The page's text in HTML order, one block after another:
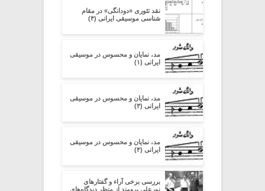
نقد تئوری «دودانگی» در مقام
شناسی موسیقی ایرانی (۴)
مد، نمایان و محسوس در موسیقی
ایرانی (۱)
مد، نمایان و محسوس در موسیقی
ایرانی (۳)
مد، نمایان و محسوس در موسیقی
ایرانی (۴)
بررسی برخی آراء و گفتارهای
نورعلی برومند از منظر دیدگاه‌های